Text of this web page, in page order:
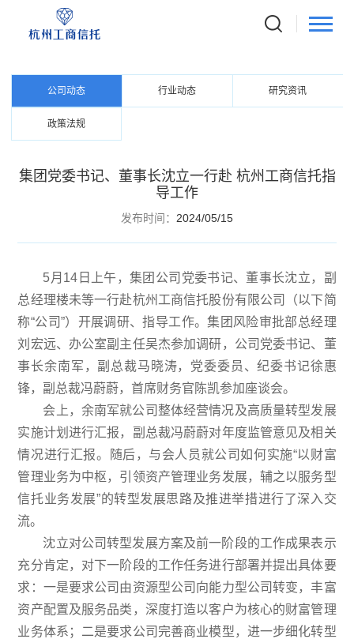
资讯中心
公司动态 行业动态 研究资讯
政策法规
集团党委书记、董事长沈立一行赴 杭州工商信托指
导工作
发布时间： 2024/05/15
5月14日上午，集团公司党委书记、董事长沈立，副
总经理楼未等一行赴杭州工商信托股份有限公司（以下简
称“公司”）开展调研、指导工作。集团风险审批部总经理
刘宏远、办公室副主任吴杰参加调研，公司党委书记、董
事长余南军，副总裁马晓涛，党委委员、纪委书记徐惠
锋，副总裁冯蔚蔚，首席财务官陈凯参加座谈会。
会上，余南军就公司整体经营情况及高质量转型发展
实施计划进行汇报，副总裁冯蔚蔚对年度监管意见及相关
情况进行汇报。随后，与会人员就公司如何实施“以财富
管理业务为中枢，引领资产管理业务发展，辅之以服务型
信托业务发展”的转型发展思路及推进举措进行了深入交
流。
沈立对公司转型发展方案及前一阶段的工作成果表示
充分肯定，对下一阶段的工作任务进行部署并提出具体要
求：一是要求公司由资源型公司向能力型公司转变，丰富
资产配置及服务品类，深度打造以客户为核心的财富管理
业务体系；二是要求公司完善商业模型，进一步细化转型